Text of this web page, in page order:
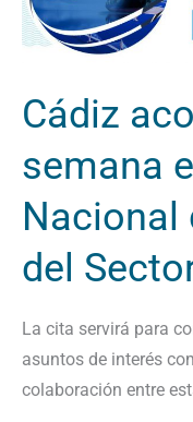
Cádiz
semana
Nacional
del
La cita servirá para
asuntos de interés
colaboración entre
próxima
semana
Encuentro
Nacional
Clústeres
del
Sector